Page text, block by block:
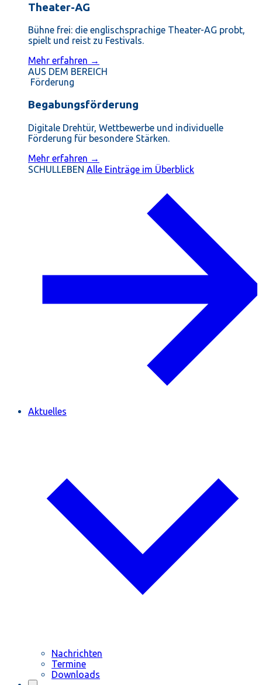
Theater-AG
Bühne frei: die englischsprachige Theater-AG probt,
spielt und reist zu Festivals.
Mehr erfahren →
AUS DEM BEREICH
Förderung
Begabungsförderung
Digitale Drehtür, Wettbewerbe und individuelle
Förderung für besondere Stärken.
Mehr erfahren →
SCHULLEBEN Alle Einträge im Überblick
Aktuelles
Nachrichten
Termine
Downloads